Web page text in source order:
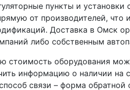
пункты и
от производителей,
Доставка в Омск
либо собственным
стоимость оборудования
информацию о наличии на
связи – форма обратной